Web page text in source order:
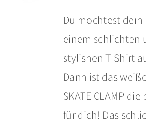
Du möchtest
einem schlichten
stylishen T-Shirt
Dann ist das
SKATE CLAMP
für dich! Das